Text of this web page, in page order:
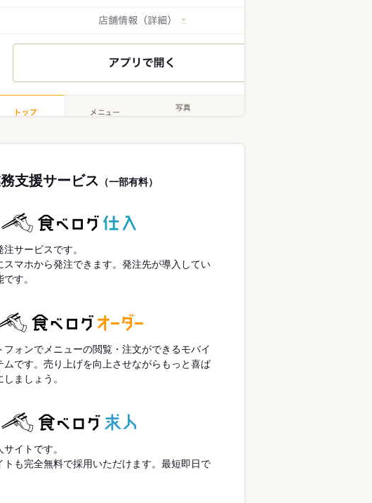
支援サービス （一部有料）
サービスです。
スマホから発注できます。発注先が導入してい
す。
フォンでメニューの閲覧・注文ができるモバイ
ムです。売り上げを向上させながらもっと喜ば
ましょう。
イトです。
トも完全無料で採用いただけます。最短即日で